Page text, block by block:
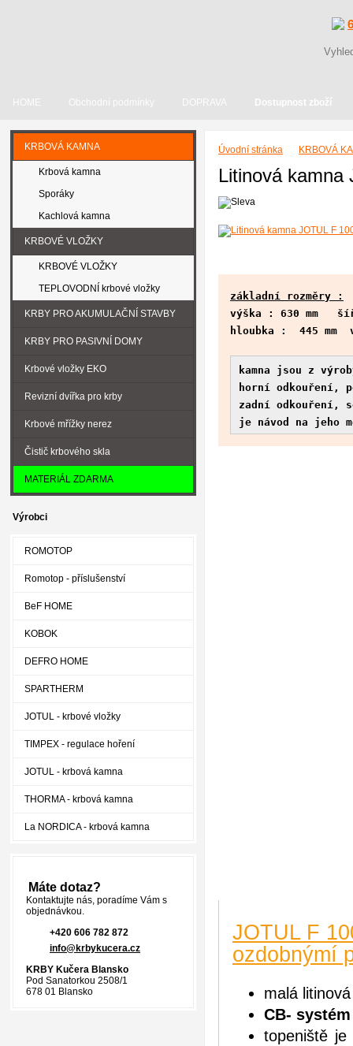
HOME Obchodní podmínky DOPRAVA Dostupnost zboží
Úvodní stránka KRBOVÁ
Litinová kamna
základní rozměry :
výška : 630 mm
hloubka : 445 mm
kamna jsou z
horní odkouření,
zadní odkouření,
je návod na jeho
JOTUL F
ozdobnýmí
malá
CB-
topeniště je
KRBOVÁ KAMNA
Krbová kamna
Sporáky
Kachlová kamna
KRBOVÉ VLOŽKY
KRBOVÉ VLOŽKY
TEPLOVODNÍ krbové vložky
KRBY PRO AKUMULAČNÍ STAVBY
KRBY PRO PASIVNÍ DOMY
Krbové vložky EKO
Revizní dvířka pro krby
Krbové mřížky nerez
Čistič krbového skla
MATERIÁL ZDARMA
Výrobci
ROMOTOP
Romotop - příslušenství
BeF HOME
KOBOK
DEFRO HOME
SPARTHERM
JOTUL - krbové vložky
TIMPEX - regulace hoření
JOTUL - krbová kamna
THORMA - krbová kamna
La NORDICA - krbová kamna
Máte dotaz?
Kontaktujte nás, poradíme Vám s
objednávkou.
+420 606 782 872
info@krbykucera.cz
KRBY Kučera Blansko
Pod Sanatorkou 2508/1
678 01 Blansko